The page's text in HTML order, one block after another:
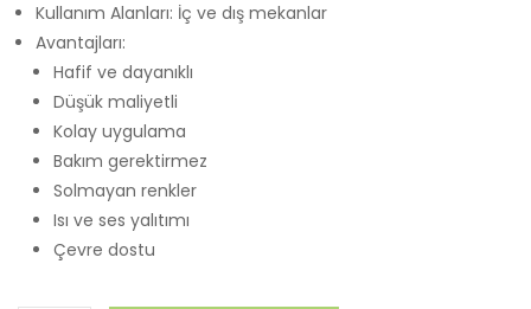
Kullanım Alanları: İç ve dış mekanlar
Avantajları:
Hafif ve dayanıklı
Düşük maliyetli
Kolay uygulama
Bakım gerektirmez
Solmayan renkler
Isı ve ses yalıtımı
Çevre dostu